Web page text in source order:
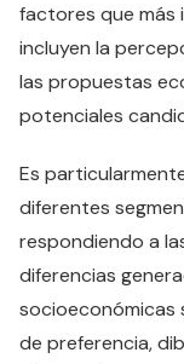
factores que más
incluyen la
las propuestas
potenciales
Es
diferentes
respondiendo a
diferencias
socioeconómicas
de preferencia,